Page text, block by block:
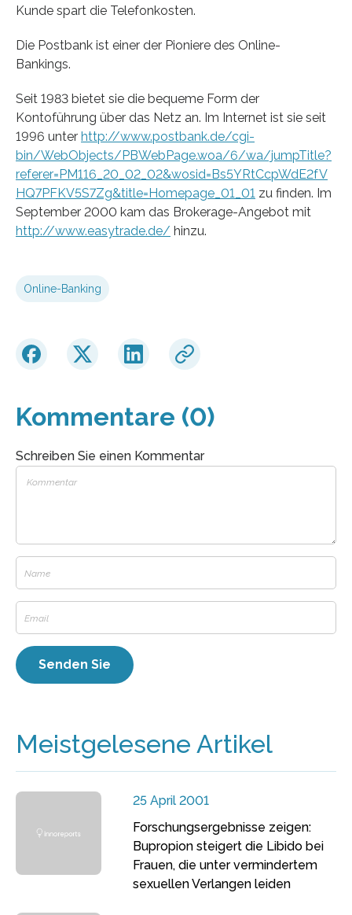
Kunde spart die Telefonkosten.
Die Postbank ist einer der Pioniere des Online-
Bankings.
Seit 1983 bietet sie die bequeme Form der
Kontoführung über das Netz an. Im Internet ist sie seit
1996 unter http://www.postbank.de/cgi-
bin/WebObjects/PBWebPage.woa/6/wa/jumpTitle?
referer=PM116_20_02_02&wosid=Bs5YRtCcpWdE2fV
HQ7PFKV5S7Zg&title=Homepage_01_01 zu finden. Im
September 2000 kam das Brokerage-Angebot mit
http://www.easytrade.de/ hinzu.
Online-Banking
Kommentare (0)
Schreiben Sie einen Kommentar
Meistgelesene Artikel
25 April 2001
Forschungsergebnisse zeigen:
Bupropion steigert die Libido bei
Frauen, die unter vermindertem
sexuellen Verlangen leiden